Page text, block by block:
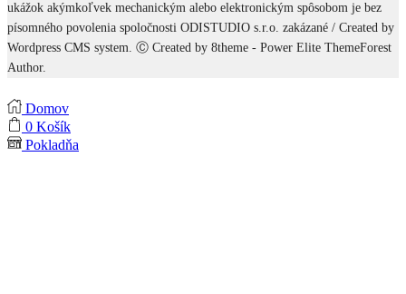
ukážok akýmkoľvek mechanickým alebo elektronickým spôsobom je bez
písomného povolenia spoločnosti ODISTUDIO s.r.o. zakázané / Created by
Wordpress CMS system. Ⓒ Created by 8theme - Power Elite ThemeForest
Author.
Domov
0 Košík
Pokladňa